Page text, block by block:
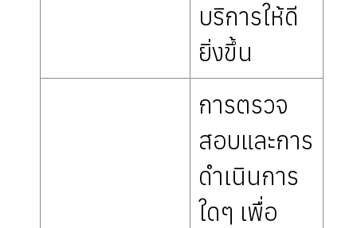
บริการให้ดี
ยิ่งขึ้น
การตรวจ
สอบและการ
ดำเนินการ
ใดๆ เพื่อ